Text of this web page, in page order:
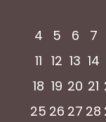
4
5 6 7
11 12 13 14
18 19 20 21
25 26 27 28